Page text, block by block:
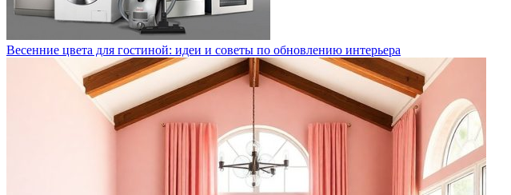
Весенние цвета для гостиной: идеи и советы по обновлению интерьера